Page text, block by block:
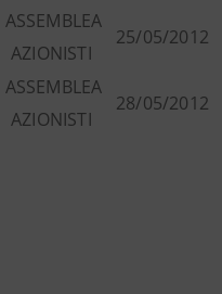
ASSEMBLEA
AZIONISTI
25/05/2012
ASSEMBLEA
AZIONISTI
28/05/2012